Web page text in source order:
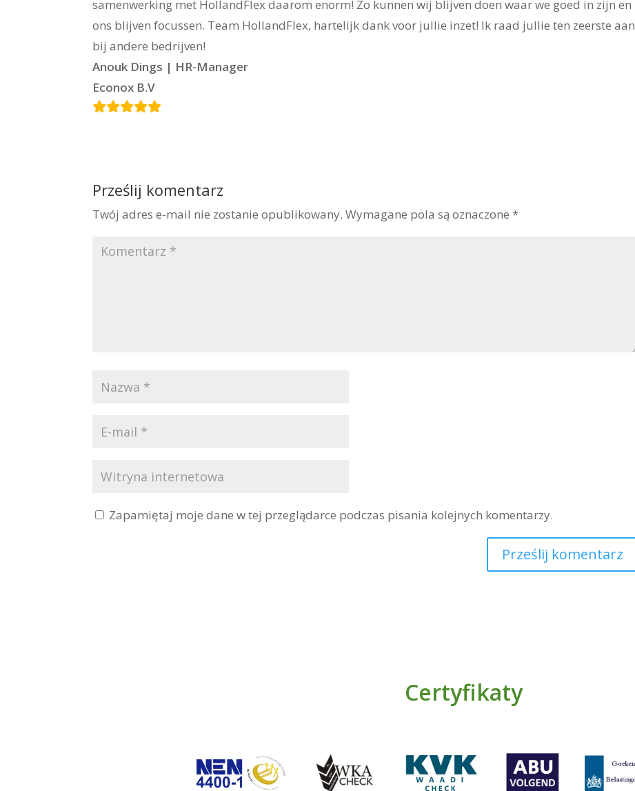
samenwerking met HollandFlex daarom enorm! Zo kunnen wij blijven doen waar we goed in zijn en
ons blijven focussen. Team HollandFlex, hartelijk dank voor jullie inzet! Ik raad jullie ten zeerste aan
bij andere bedrijven!
Anouk Dings | HR-Manager
Econox B.V
Prześlij komentarz
Twój adres e-mail nie zostanie opublikowany. Wymagane pola są oznaczone *
Zapamiętaj moje dane w tej przeglądarce podczas pisania kolejnych komentarzy.
Certyfikaty